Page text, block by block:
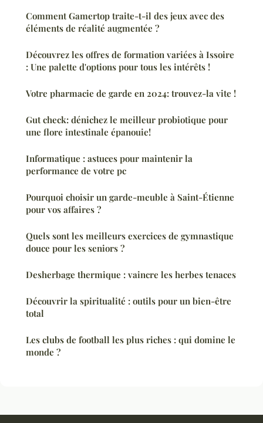
Comment Gamertop traite-t-il des jeux avec des
éléments de réalité augmentée ?
Découvrez les offres de formation variées à Issoire
: Une palette d'options pour tous les intérêts !
Votre pharmacie de garde en 2024: trouvez-la vite !
Gut check: dénichez le meilleur probiotique pour
une flore intestinale épanouie!
Informatique : astuces pour maintenir la
performance de votre pc
Pourquoi choisir un garde-meuble à Saint-Étienne
pour vos affaires ?
Quels sont les meilleurs exercices de gymnastique
douce pour les seniors ?
Desherbage thermique : vaincre les herbes tenaces
Découvrir la spiritualité : outils pour un bien-être
total
Les clubs de football les plus riches : qui domine le
monde ?